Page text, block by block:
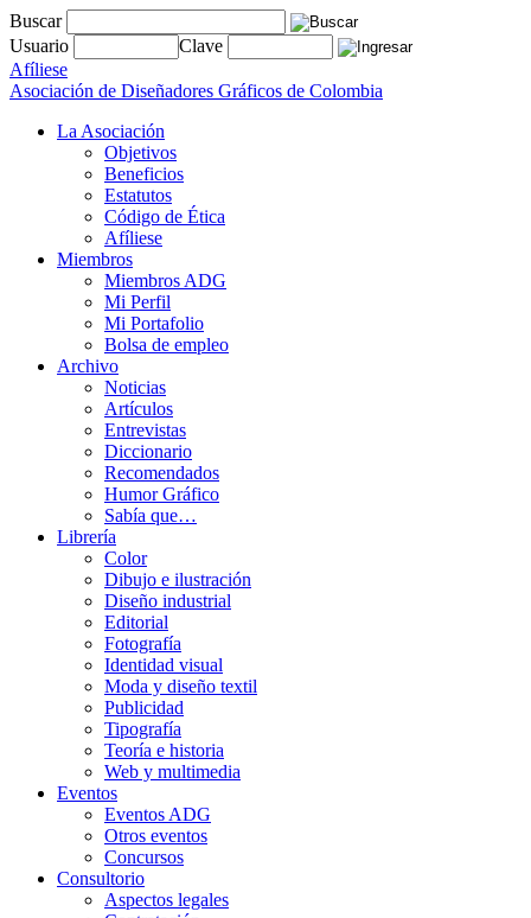
Buscar
Usuario
Clave
Afíliese
Asociación de Diseñadores Gráficos de Colombia
La Asociación
Objetivos
Beneficios
Estatutos
Código de Ética
Afíliese
Miembros
Miembros ADG
Mi Perfil
Mi Portafolio
Bolsa de empleo
Archivo
Noticias
Artículos
Entrevistas
Diccionario
Recomendados
Humor Gráfico
Sabía que…
Librería
Color
Dibujo e ilustración
Diseño industrial
Editorial
Fotografía
Identidad visual
Moda y diseño textil
Publicidad
Tipografía
Teoría e historia
Web y multimedia
Eventos
Eventos ADG
Otros eventos
Concursos
Consultorio
Aspectos legales